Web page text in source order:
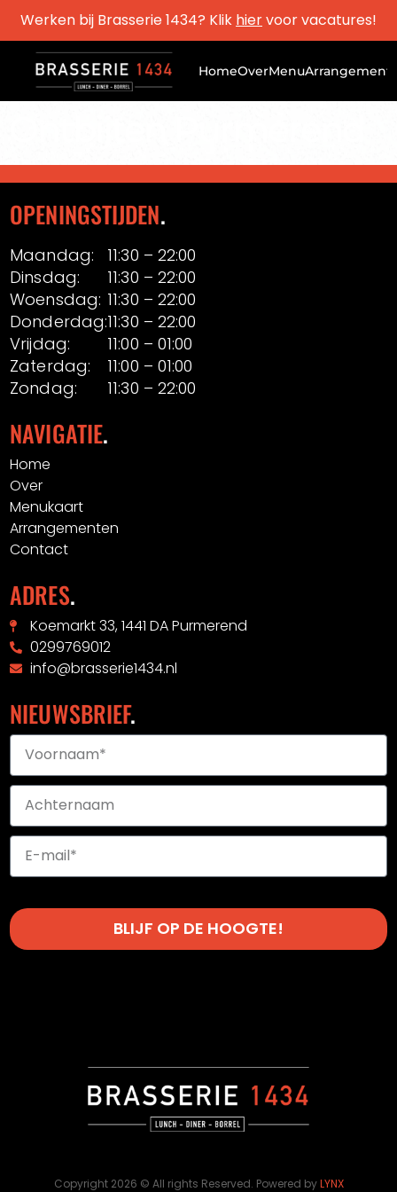
Werken bij Brasserie 1434? Klik hiervoor vacatures!
HomeOverMenu
OPENINGSTIJDEN.
Maandag:
Dinsdag:
Woensdag:
Donderdag:
Vrijdag:
Zaterdag:
Zondag:
11:30 – 22:00
11:30 – 22:00
11:30 – 22:00
11:30 – 22:00
11:00 – 01:00
11:00 – 01:00
11:30 – 22:00
NAVIGATIE.
Home
Over
Menukaart
Arrangementen
Contact
ADRES.
Koemarkt 33, 1441 DA Purmerend
0299769012
info@brasserie1434.nl
NIEUWSBRIEF.
BLIJF OP DE HOOGTE!
Copyright 2026 © All rights Reserved. Powered byLYNX